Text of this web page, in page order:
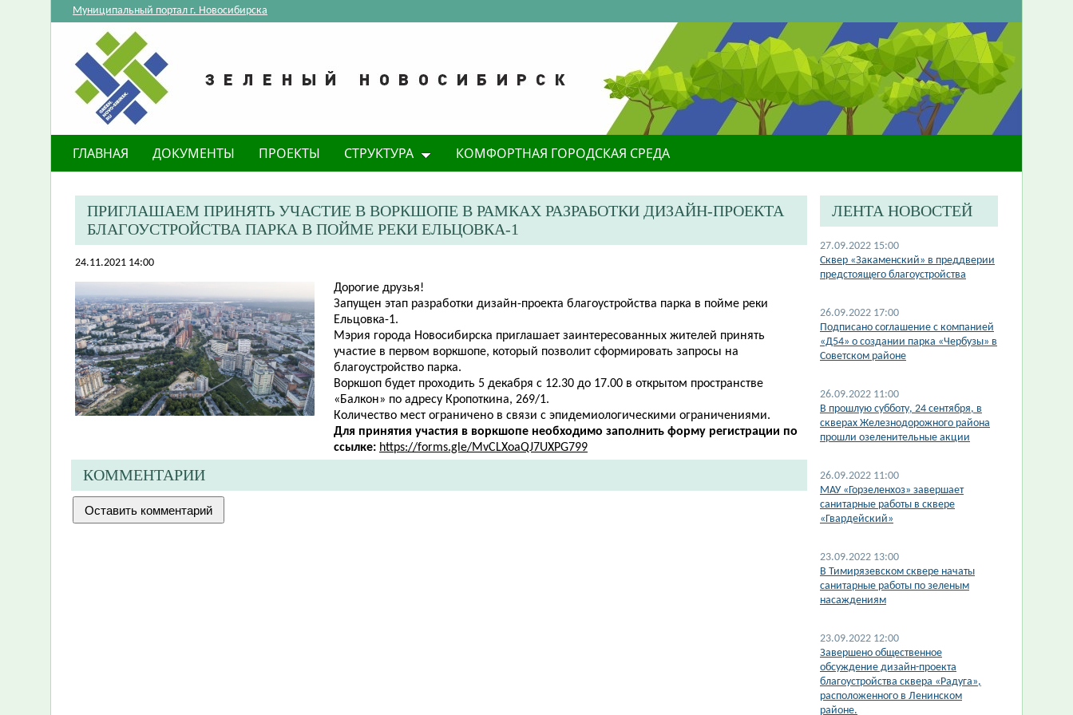
Муниципальный портал г. Новосибирска
ГЛАВНАЯ ДОКУМЕНТЫ ПРОЕКТЫ СТРУКТУРА КОМФОРТНАЯ ГОРОДСКАЯ СРЕДА
ПРИГЛАШАЕМ ПРИНЯТЬ УЧАСТИЕ В ВОРКШОПЕ В РАМКАХ РАЗРАБОТКИ ДИЗАЙН-ПРОЕКТА
БЛАГОУСТРОЙСТВА ПАРКА В ПОЙМЕ РЕКИ ЕЛЬЦОВКА-1
24.11.2021 14:00
Дорогие друзья!
Запущен этап разработки дизайн-проекта благоустройства парка в пойме реки
Ельцовка-1.
Мэрия города Новосибирска приглашает заинтересованных жителей принять
участие в первом воркшопе, который позволит сформировать запросы на
благоустройство парка.
Воркшоп будет проходить 5 декабря с 12.30 до 17.00 в открытом пространстве
«Балкон» по адресу ​Кропоткина, 269/1.
Количество мест ограничено в связи с эпидемиологическими ограничениями.
Для принятия участия в воркшопе необходимо заполнить форму регистрации по
ссылке: https://forms.gle/MvCLXoaQJ7UXPG799
КОММЕНТАРИИ
ЛЕНТА НОВОСТЕЙ
27.09.2022 15:00
Сквер «Закаменский» в преддверии
предстоящего благоустройства
26.09.2022 17:00
Подписано соглашение с компанией
«Д54» о создании парка «Чербузы» в
Советском районе
26.09.2022 11:00
​В прошлую субботу, 24 сентября, в
скверах Железнодорожного района
прошли озеленительные акции
26.09.2022 11:00
​МАУ «Горзеленхоз» завершает
санитарные работы в сквере
«Гвардейский»
23.09.2022 13:00
В Тимирязевском сквере начаты
санитарные работы по зеленым
насаждениям
23.09.2022 12:00
Завершено общественное
обсуждение дизайн-проекта
благоустройства сквера «Радуга»,
расположенного в Ленинском
районе.